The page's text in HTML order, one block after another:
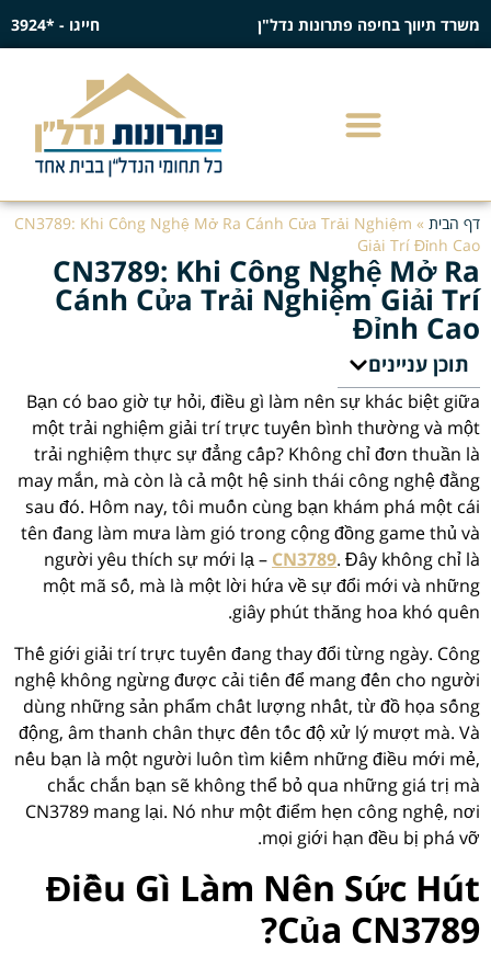
משרד תיווך בחיפה פתרונות נדל"ן חייגו - *3924
דף הבית »
CN3789: Khi Công Nghệ Mở Ra Cánh Cửa Trải Nghiệm
Giải Trí Đỉnh Cao
CN3789: Khi Công Nghệ Mở Ra
Cánh Cửa Trải Nghiệm Giải Trí
Đỉnh Cao
תוכן עניינים
Bạn có bao giờ tự hỏi, điều gì làm nên sự khác biệt giữa
một trải nghiệm giải trí trực tuyến bình thường và một
trải nghiệm thực sự đẳng cấp? Không chỉ đơn thuần là
may mắn, mà còn là cả một hệ sinh thái công nghệ đằng
sau đó. Hôm nay, tôi muốn cùng bạn khám phá một cái
tên đang làm mưa làm gió trong cộng đồng game thủ và
người yêu thích sự mới lạ – CN3789. Đây không chỉ là
một mã số, mà là một lời hứa về sự đổi mới và những
giây phút thăng hoa khó quên.
Thế giới giải trí trực tuyến đang thay đổi từng ngày. Công
nghệ không ngừng được cải tiến để mang đến cho người
dùng những sản phẩm chất lượng nhất, từ đồ họa sống
động, âm thanh chân thực đến tốc độ xử lý mượt mà. Và
nếu bạn là một người luôn tìm kiếm những điều mới mẻ,
chắc chắn bạn sẽ không thể bỏ qua những giá trị mà
CN3789 mang lại. Nó như một điểm hẹn công nghệ, nơi
mọi giới hạn đều bị phá vỡ.
Điều Gì Làm Nên Sức Hút
Của CN3789?